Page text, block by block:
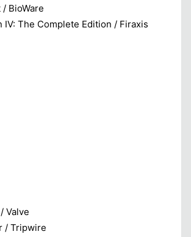
BioWare
IV: The Complete Edition / Firaxis
Valve
/ Tripwire